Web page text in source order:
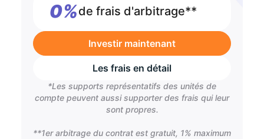
0%de frais d'arbitrage**
Investir maintenant
Les frais en détail
*Les supports représentatifs des unités de
compte peuvent aussi supporter des frais qui leur
sont propres.
**1er arbitrage du contrat est gratuit, 1% maximum